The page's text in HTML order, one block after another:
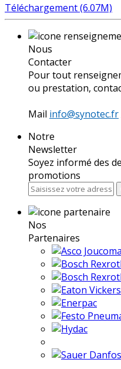
Téléchargement (6.07M)
Nous
Contacter
Pour tout
ou prestation,
Mail info@synotec.fr
Notre
Newsletter
Soyez informé des
promotions
Nos
Partenaires